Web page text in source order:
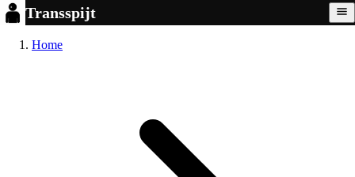
Transspijt
Home